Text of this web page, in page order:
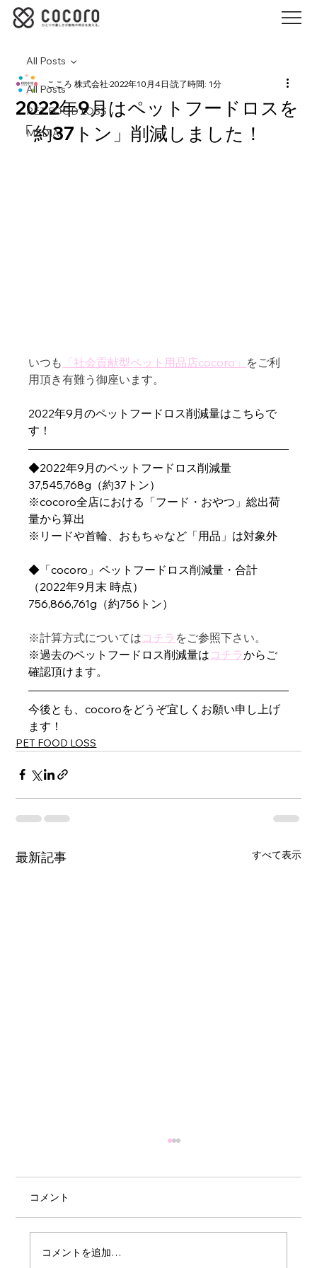
All Posts
PET FOOD LOSS
MEDIA
All Posts
2022年9月はペットフードロスを
「約37トン」削減しました！
こころ 株式会社2022年10月4日読了時間: 1分
いつも 「社会貢献型ペット用品店cocoro」 をご利
用頂き有難う御座います。
2022年9月のペットフードロス削減量はこちらで
す！
◆2022年9月のペットフードロス削減量
37,545,768g（約37トン）
※cocoro全店における「フード・おやつ」総出荷
量から算出
※リードや首輪、おもちゃなど「用品」は対象外
◆「cocoro」ペットフードロス削減量・合計
（2022年9月末 時点）
756,866,761g（約756トン）
※計算方式については コチラ をご参照下さい。
※過去のペットフードロス削減量は コチラからご
確認頂けます。
今後とも、cocoroをどうぞ宜しくお願い申し上げ
ます！
PET FOOD LOSS
最新記事 すべて表示
コメント
コメントを追加…